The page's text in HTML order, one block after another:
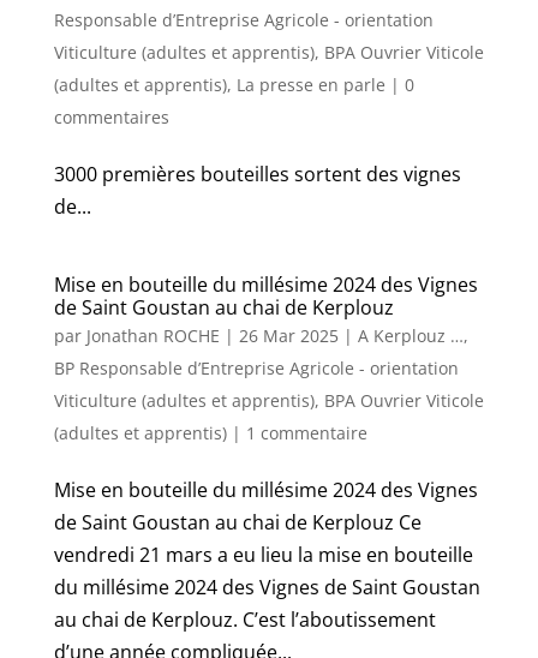
Responsable d’Entreprise Agricole - orientation
Viticulture (adultes et apprentis), BPA Ouvrier Viticole
(adultes et apprentis), La presse en parle | 0
commentaires
3000 premières bouteilles sortent des vignes
de...
Mise en bouteille du millésime 2024 des Vignes
de Saint Goustan au chai de Kerplouz
par Jonathan ROCHE | 26 Mar 2025| A Kerplouz …,
BP Responsable d’Entreprise Agricole - orientation
Viticulture (adultes et apprentis), BPA Ouvrier Viticole
(adultes et apprentis)| 1 commentaire
Mise en bouteille du millésime 2024 des Vignes
de Saint Goustan au chai de Kerplouz Ce
vendredi 21 mars a eu lieu la mise en bouteille
du millésime 2024 des Vignes de Saint Goustan
au chai de Kerplouz. C’est l’aboutissement
d’une année compliquée...